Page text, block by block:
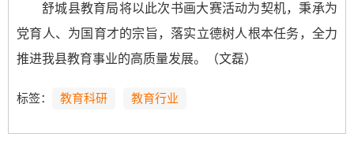
舒城县教育局将以此次书画大赛活动为契机，秉承为
党育人、为国育才的宗旨，落实立德树人根本任务，全力
推进我县教育事业的高质量发展。（文磊）
标签： 教育科研 教育行业